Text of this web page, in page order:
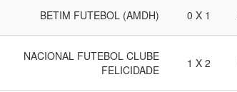
BETIM FUTEBOL (AMDH) 0 X 1
NACIONAL FUTEBOL CLUBE
FELICIDADE
1 X 2